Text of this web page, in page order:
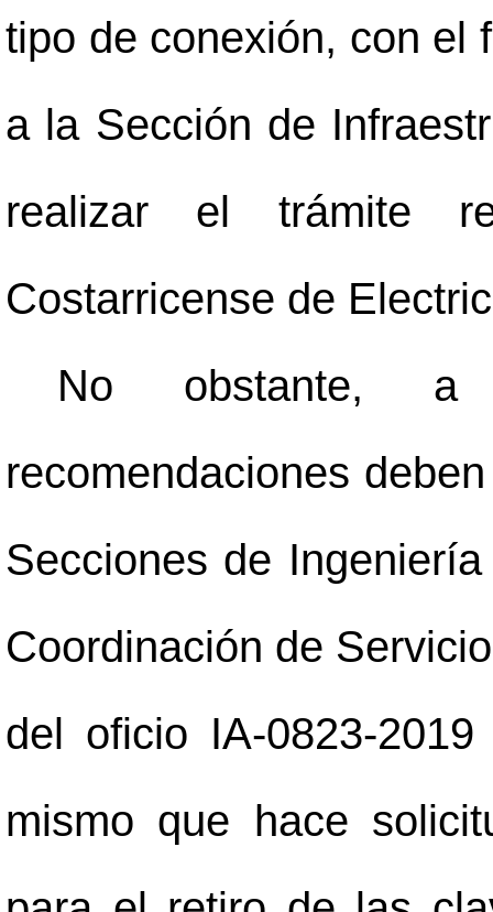
tipo de conexión, con el
a la Sección de
realizar el trámite
Costarricense de
No obstante,
recomendaciones
Secciones de
Coordinación de
del oficio IA-0823-
mismo que hace